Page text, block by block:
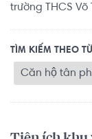
trường THCS
TÌM KIẾM THEO
Căn hộ tân